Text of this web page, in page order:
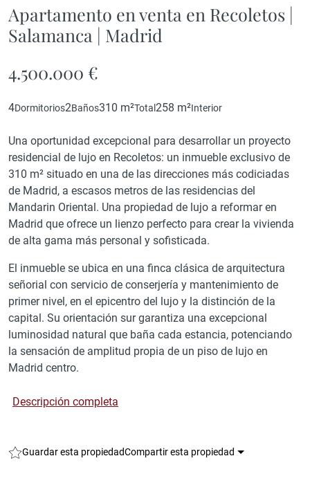
Apartamento en venta en Recoletos |
Salamanca | Madrid
4.500.000 €
4Dormitorios2Baños310 m²Total258 m²Interior
Una oportunidad excepcional para desarrollar un proyecto
residencial de lujo en Recoletos: un inmueble exclusivo de
310 m² situado en una de las direcciones más codiciadas
de Madrid, a escasos metros de las residencias del
Mandarin Oriental. Una propiedad de lujo a reformar en
Madrid que ofrece un lienzo perfecto para crear la vivienda
de alta gama más personal y sofisticada.
El inmueble se ubica en una finca clásica de arquitectura
señorial con servicio de conserjería y mantenimiento de
primer nivel, en el epicentro del lujo y la distinción de la
capital. Su orientación sur garantiza una excepcional
luminosidad natural que baña cada estancia, potenciando
la sensación de amplitud propia de un piso de lujo en
Madrid centro.
Descripción completa
Guardar esta propiedadCompartir esta propiedad